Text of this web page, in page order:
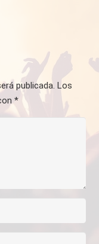
publicada. Los
*